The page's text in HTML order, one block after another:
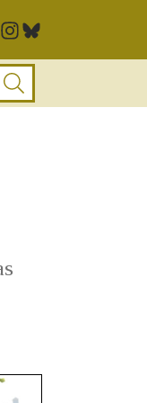
Bluesky